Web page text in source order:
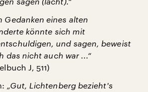
Gedanken eines alten
könnte sich mit
und sagen, beweist
das nicht auch war ...“
J, 511)
„Gut, Lichtenberg bezieht's